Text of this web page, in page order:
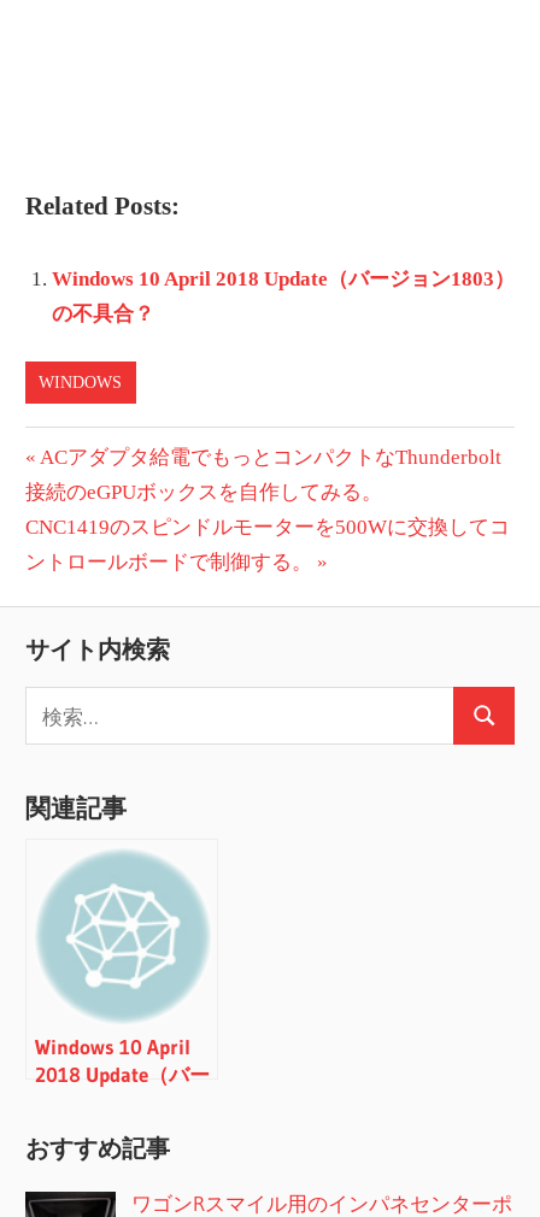
Related Posts:
Windows 10 April 2018 Update（バージョン1803）
の不具合？
WINDOWS
投
稿
ナ
ビ
ゲ
ー
シ
ョ
前
の
投
稿:
ACアダプタ給電でもっとコンパクトなThunderbolt
接続のeGPUボックスを自作してみる。
次
の
CNC1419のスピンドルモーターを500Wに交換してコ
ントロールボードで制御する。
サイト内検索
索:
検
関連記事
Windows 10 April
2018 Update（バー
おすすめ記事
ワゴンRスマイル用のインパネセンターポ